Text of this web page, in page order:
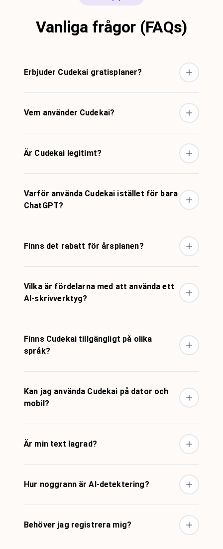
Vanliga frågor (FAQs)
Erbjuder Cudekai gratisplaner?
Vem använder Cudekai?
Är Cudekai legitimt?
Varför använda Cudekai istället för bara
ChatGPT?
Finns det rabatt för årsplanen?
Vilka är fördelarna med att använda ett
AI-skrivverktyg?
Finns Cudekai tillgängligt på olika
språk?
Kan jag använda Cudekai på dator och
mobil?
Är min text lagrad?
Hur noggrann är AI-detektering?
Behöver jag registrera mig?